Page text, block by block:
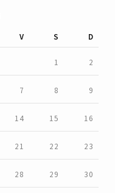
V S D
1 2
7 8 9
14 15 16
21 22 23
28 29 30